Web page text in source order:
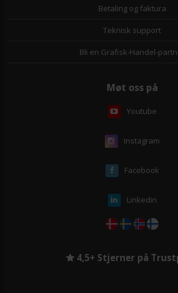
Betaling og faktura
Teknisk support
Bli en Grafisk-Handel-
Møt oss på
Youtube
Instagram
Facebook
Linkedin
4,5+ Stjerner på